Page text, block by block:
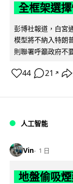
全框架選
彭博社報道，白宮
模型將不納入特朗
則聯署呼籲政府不
44 21 ↗
人工智能
Vin 1 日
地盤偷吸